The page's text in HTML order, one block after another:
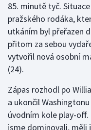
Volejbal
Ostatní
85. minutě tyč.
pražského rodáka,
utkáním byl přeřazen
přitom za sebou
vytvořil nová osobní
(24).
Zápas rozhodl po
a ukončil
úvodním kole play-
jsme dominovali,